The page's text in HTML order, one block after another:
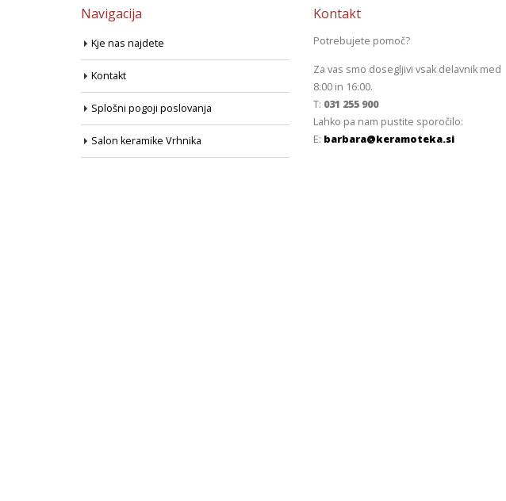
Navigacija
Kje nas najdete
Kontakt
Splošni pogoji poslovanja
Salon keramike Vrhnika
Kontakt
Potrebujete pomoč?
Za vas smo dosegljivi vsak delavnik med
8:00 in 16:00.
T: 031 255 900
Lahko pa nam pustite sporočilo:
E: barbara@keramoteka.si